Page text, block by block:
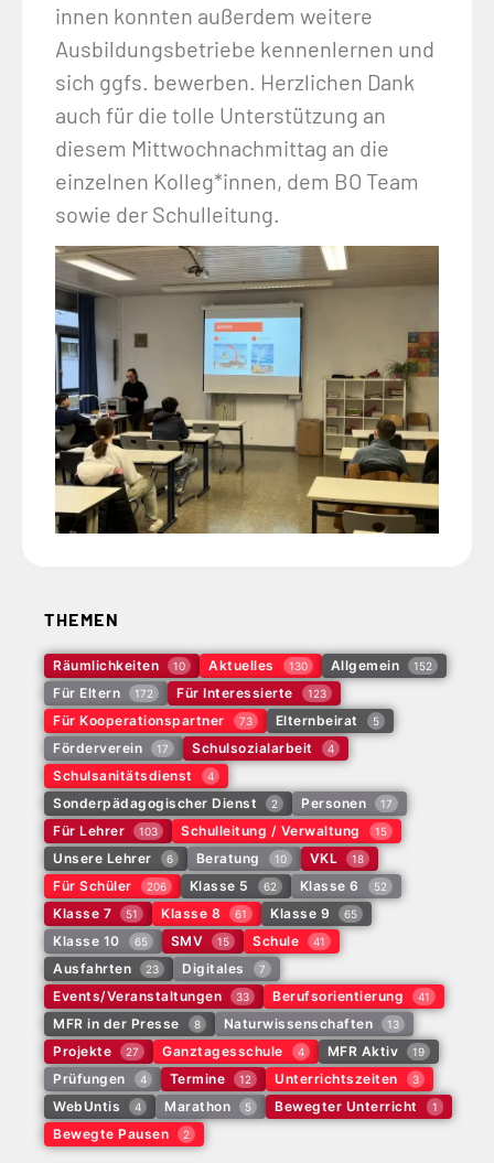
innen konnten außerdem weitere
Ausbildungsbetriebe kennenlernen und
sich ggfs. bewerben. Herzlichen Dank
auch für die tolle Unterstützung an
diesem Mittwochnachmittag an die
einzelnen Kolleg*innen, dem BO Team
sowie der Schulleitung.
THEMEN
Räumlichkeiten 10 Aktuelles 130 Allgemein 152
Für Eltern 172 Für Interessierte 123
Für Kooperationspartner 73 Elternbeirat 5
Förderverein 17 Schulsozialarbeit 4
Schulsanitätsdienst 4
Sonderpädagogischer Dienst 2 Personen 17
Für Lehrer 103 Schulleitung / Verwaltung 15
Unsere Lehrer 6 Beratung 10 VKL 18
Für Schüler 206 Klasse 5 62 Klasse 6 52
Klasse 7 51 Klasse 8 61 Klasse 9 65
Klasse 10 65 SMV 15 Schule 41
Ausfahrten 23 Digitales 7
Events/Veranstaltungen 33 Berufsorientierung 41
MFR in der Presse 8 Naturwissenschaften 13
Projekte 27 Ganztagesschule 4 MFR Aktiv 19
Prüfungen 4 Termine 12 Unterrichtszeiten 3
WebUntis 4 Marathon 5 Bewegter Unterricht 1
Bewegte Pausen 2